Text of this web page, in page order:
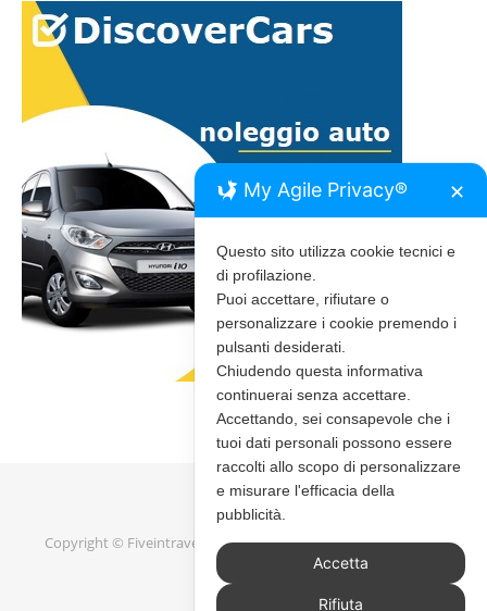
Copyright © Fiveintravel 2020 - 2026 |Bard Tema diWP Royal.
My Agile Privacy® ✕
Questo sito utilizza cookie tecnici e
di profilazione.
Puoi accettare, rifiutare o
personalizzare i cookie premendo i
pulsanti desiderati.
Chiudendo questa informativa
continuerai senza accettare.
Accettando, sei consapevole che i
tuoi dati personali possono essere
raccolti allo scopo di personalizzare
e misurare l'efficacia della
pubblicità.
Accetta
Rifiuta